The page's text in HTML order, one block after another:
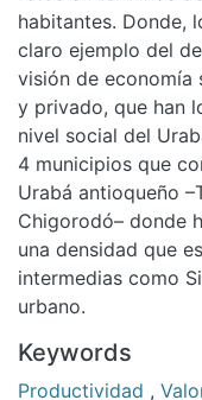
habitantes. Donde,
claro ejemplo del
visión de
y privado, que han
nivel social del
4 municipios que
Urabá antioqueño
Chigorodó– donde
una densidad que
intermedias como
urbano.
Keywords
Productividad ,